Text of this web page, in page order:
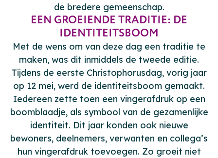
de bredere gemeenschap.
EEN GROEIENDE TRADITIE: DE
IDENTITEITSBOOM
Met de wens om van deze dag een traditie te
maken, was dit inmiddels de tweede editie.
Tijdens de eerste Christophorusdag, vorig jaar
op 12 mei, werd de identiteitsboom gemaakt.
Iedereen zette toen een vingerafdruk op een
boomblaadje, als symbool van de gezamenlijke
identiteit. Dit jaar konden ook nieuwe
bewoners, deelnemers, verwanten en collega’s
hun vingerafdruk toevoegen. Zo groeit niet